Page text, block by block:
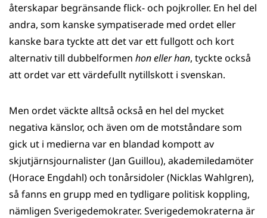
återskapar begränsande flick- och pojkroller. En hel del
andra, som kanske sympatiserade med ordet eller
kanske bara tyckte att det var ett fullgott och kort
alternativ till dubbelformen hon eller han, tyckte också
att ordet var ett värdefullt nytillskott i svenskan.
Men ordet väckte alltså också en hel del mycket
negativa känslor, och även om de motståndare som
gick ut i medierna var en blandad kompott av
skjutjärnsjournalister (Jan Guillou), akademiledamöter
(Horace Engdahl) och tonårsidoler (Nicklas Wahlgren),
så fanns en grupp med en tydligare politisk koppling,
nämligen Sverigedemokrater. Sverigedemokraterna är